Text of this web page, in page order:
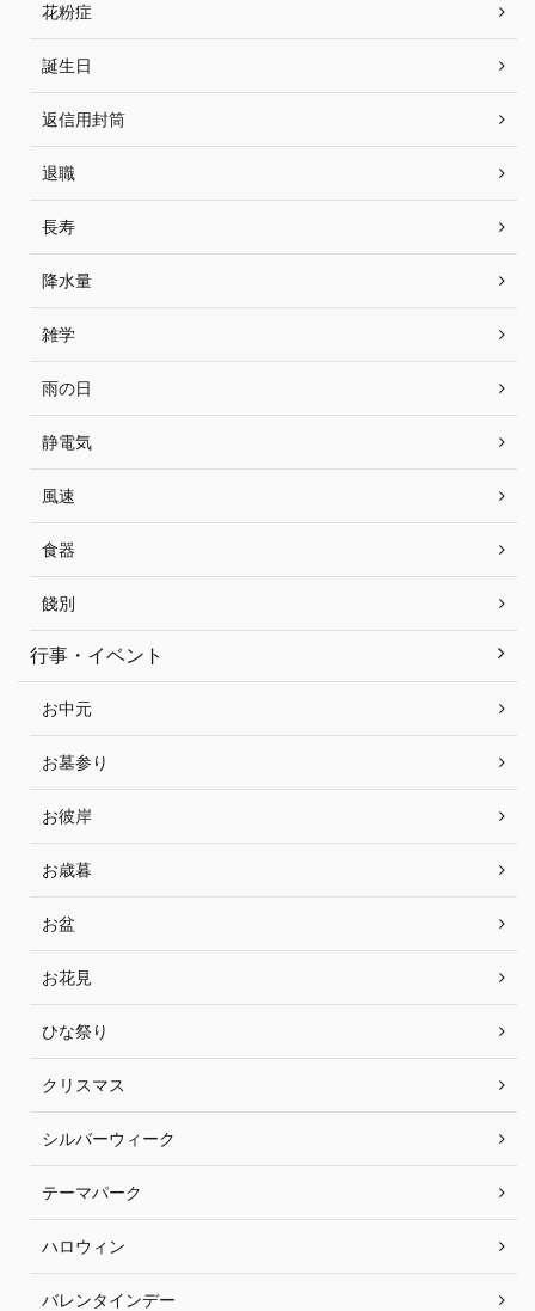
花粉症
誕生日
返信用封筒
退職
長寿
降水量
雑学
雨の日
静電気
風速
食器
餞別
行事・イベント
お中元
お墓参り
お彼岸
お歳暮
お盆
お花見
ひな祭り
クリスマス
シルバーウィーク
テーマパーク
ハロウィン
バレンタインデー